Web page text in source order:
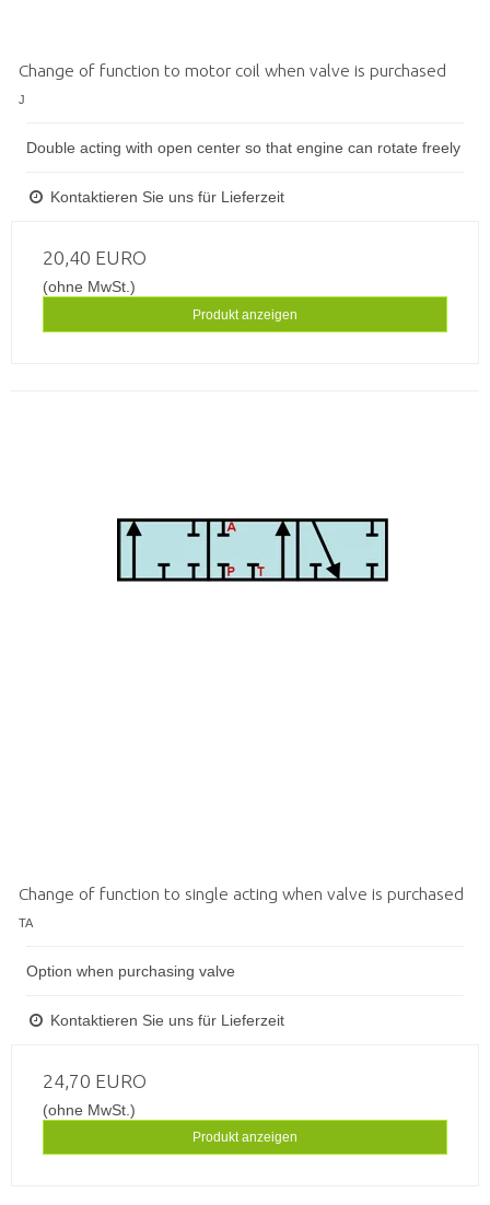
Change of function to motor coil when valve is purchased
J
Double acting with open center so that engine can rotate freely
Kontaktieren Sie uns für Lieferzeit
20,40 EURO
(ohne MwSt.)
Produkt anzeigen
Change of function to single acting when valve is purchased
TA
Option when purchasing valve
Kontaktieren Sie uns für Lieferzeit
24,70 EURO
(ohne MwSt.)
Produkt anzeigen